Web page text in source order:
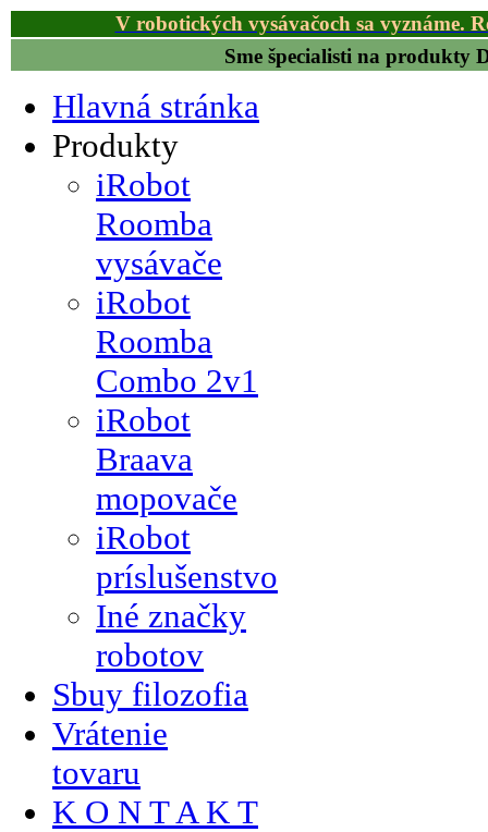
V robotických vysávačoch sa vyznáme.
Sme špecialisti na produkty
Hlavná stránka
Produkty
iRobot
Roomba
vysávače
iRobot
Roomba
Combo 2v1
iRobot
Braava
mopovače
iRobot
príslušenstvo
Iné značky
robotov
Sbuy filozofia
Vrátenie
tovaru
K O N T A K T